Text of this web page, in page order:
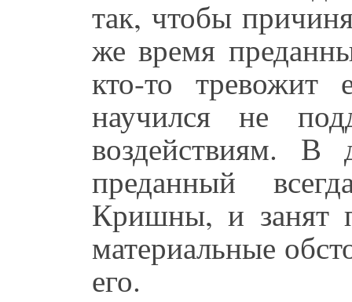
так, чтобы
же время
кто-то
научился не
воздействиям. В
преданный
Кришны, и занят
материальные
его.